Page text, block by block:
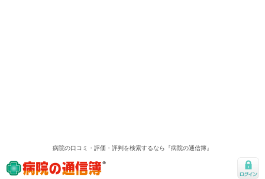
病院の口コミ・評価・評判を検索するなら『病院の通信簿』